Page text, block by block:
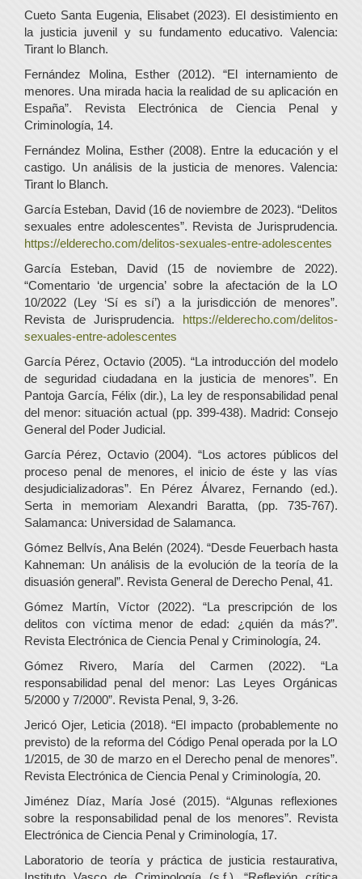
Cueto Santa Eugenia, Elisabet (2023). El desistimiento en
la justicia juvenil y su fundamento educativo. Valencia:
Tirant lo Blanch.
Fernández Molina, Esther (2012). “El internamiento de
menores. Una mirada hacia la realidad de su aplicación en
España”. Revista Electrónica de Ciencia Penal y
Criminología, 14.
Fernández Molina, Esther (2008). Entre la educación y el
castigo. Un análisis de la justicia de menores. Valencia:
Tirant lo Blanch.
García Esteban, David (16 de noviembre de 2023). “Delitos
sexuales entre adolescentes”. Revista de Jurisprudencia.
https://elderecho.com/delitos-sexuales-entre-adolescentes
García Esteban, David (15 de noviembre de 2022).
“Comentario ‘de urgencia’ sobre la afectación de la LO
10/2022 (Ley ‘Sí es sí’) a la jurisdicción de menores”.
Revista de Jurisprudencia. https://elderecho.com/delitos-
sexuales-entre-adolescentes
García Pérez, Octavio (2005). “La introducción del modelo
de seguridad ciudadana en la justicia de menores”. En
Pantoja García, Félix (dir.), La ley de responsabilidad penal
del menor: situación actual (pp. 399-438). Madrid: Consejo
General del Poder Judicial.
García Pérez, Octavio (2004). “Los actores públicos del
proceso penal de menores, el inicio de éste y las vías
desjudicializadoras”. En Pérez Álvarez, Fernando (ed.).
Serta in memoriam Alexandri Baratta, (pp. 735-767).
Salamanca: Universidad de Salamanca.
Gómez Bellvís, Ana Belén (2024). “Desde Feuerbach hasta
Kahneman: Un análisis de la evolución de la teoría de la
disuasión general”. Revista General de Derecho Penal, 41.
Gómez Martín, Víctor (2022). “La prescripción de los
delitos con víctima menor de edad: ¿quién da más?”.
Revista Electrónica de Ciencia Penal y Criminología, 24.
Gómez Rivero, María del Carmen (2022). “La
responsabilidad penal del menor: Las Leyes Orgánicas
5/2000 y 7/2000”. Revista Penal, 9, 3-26.
Jericó Ojer, Leticia (2018). “El impacto (probablemente no
previsto) de la reforma del Código Penal operada por la LO
1/2015, de 30 de marzo en el Derecho penal de menores”.
Revista Electrónica de Ciencia Penal y Criminología, 20.
Jiménez Díaz, María José (2015). “Algunas reflexiones
sobre la responsabilidad penal de los menores”. Revista
Electrónica de Ciencia Penal y Criminología, 17.
Laboratorio de teoría y práctica de justicia restaurativa,